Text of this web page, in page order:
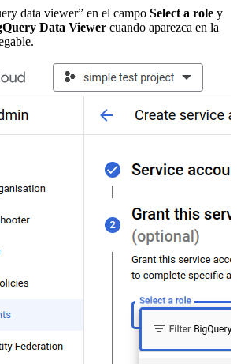
data viewer” en el campo Select a role y
Data Viewer cuando aparezca en la